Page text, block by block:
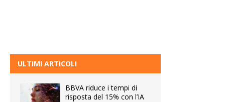
ULTIMI ARTICOLI
BBVA riduce i tempi di
risposta del 15% con l’IA